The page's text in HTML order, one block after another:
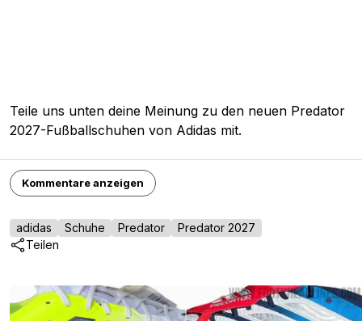
Teile uns unten deine Meinung zu den neuen Predator
2027-Fußballschuhen von Adidas mit.
Kommentare anzeigen
adidas Schuhe Predator
Predator 2027
Teilen